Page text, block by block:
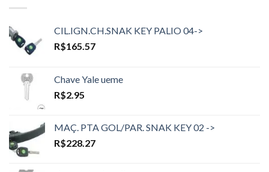
CIL.IGN.CH.SNAK KEY PALIO 04->
R$165.57
Chave Yale ueme
R$2.95
MAÇ. PTA GOL/PAR. SNAK KEY 02 ->
R$228.27